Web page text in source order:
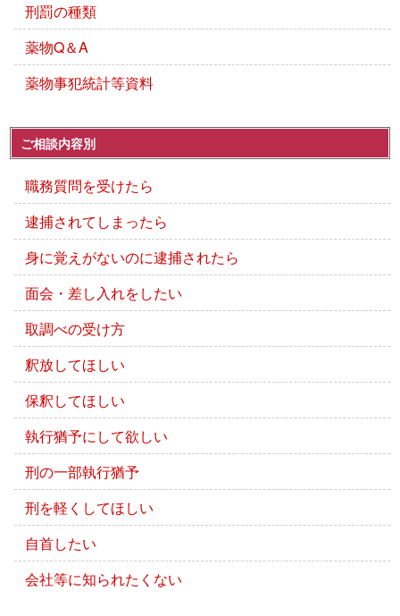
刑罰の種類
薬物Q＆A
薬物事犯統計等資料
ご相談内容別
職務質問を受けたら
逮捕されてしまったら
身に覚えがないのに逮捕されたら
面会・差し入れをしたい
取調べの受け方
釈放してほしい
保釈してほしい
執行猶予にして欲しい
刑の一部執行猶予
刑を軽くしてほしい
自首したい
会社等に知られたくない